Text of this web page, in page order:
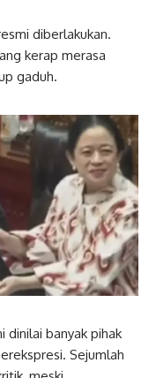
diberlakukan.
kerap merasa
gaduh.
dinilai banyak pihak
Sejumlah